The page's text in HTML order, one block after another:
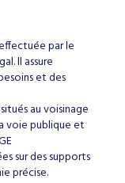
par le
ll assure
et des
au voisinage
voie publique et
sur des supports
précise.